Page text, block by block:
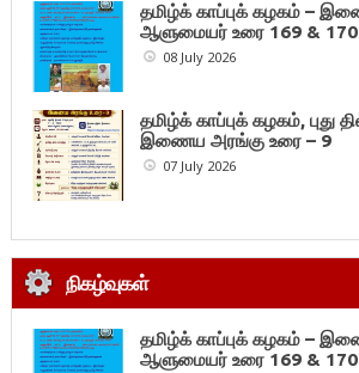
தமிழ்க் காப்புக் கழகம் –
ஆளுமையர் உரை 169 &
08 July 2026
தமிழ்க் காப்புக் கழகம், புது
இணைய அரங்கு உரை – 9
07 July 2026
நிகழ்வுகள்
தமிழ்க் காப்புக் கழகம் –
ஆளுமையர் உரை 169 &